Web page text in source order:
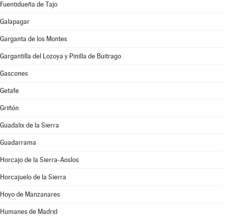
Fuentidueña de Tajo
Galapagar
Garganta de los Montes
Gargantilla del Lozoya y Pinilla de Buitrago
Gascones
Getafe
Griñón
Guadalix de la Sierra
Guadarrama
Horcajo de la Sierra-Aoslos
Horcajuelo de la Sierra
Hoyo de Manzanares
Humanes de Madrid